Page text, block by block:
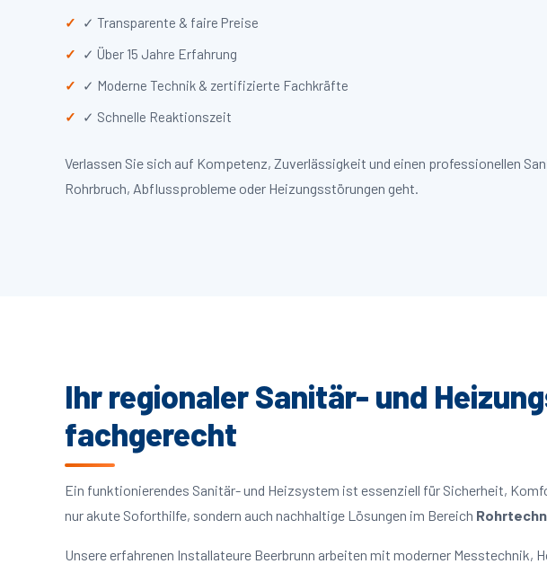
✓ Transparente & faire Preise
✓ Über 15 Jahre Erfahrung
✓ Moderne Technik & zertifizierte Fachkräfte
✓ Schnelle Reaktionszeit
Verlassen Sie sich auf Kompetenz, Zuverlässigkeit und einen professionellen
Rohrbruch, Abflussprobleme oder Heizungsstörungen geht.
Ihr regionaler Sanitär- und
fachgerecht
Ein funktionierendes Sanitär- und Heizsystem ist essenziell für Sicherheit,
nur akute Soforthilfe, sondern auch nachhaltige Lösungen im Bereich
Unsere erfahrenen Installateure Beerbrunn arbeiten mit moderner